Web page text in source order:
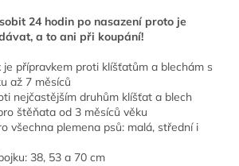
24 hodin po nasazení proto je
a to ani při koupání!
je přípravkem proti klíšťatům a blechám s
až 7 měsíců
nejčastějším druhům klíšťat a blech
štěňata od 3 měsíců věku
všechna plemena psů: malá, střední i
38, 53 a 70 cm